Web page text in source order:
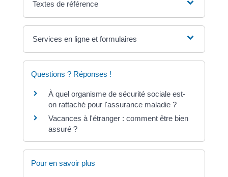
Textes de référence
Services en ligne et formulaires
Questions ? Réponses !
À quel organisme de sécurité sociale est-
on rattaché pour l'assurance maladie ?
Vacances à l'étranger : comment être bien
assuré ?
Pour en savoir plus